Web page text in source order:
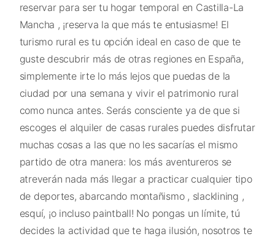
reservar para ser tu hogar temporal en Castilla-La
Mancha , ¡reserva la que más te entusiasme! El
turismo rural es tu opción ideal en caso de que te
guste descubrir más de otras regiones en España,
simplemente irte lo más lejos que puedas de la
ciudad por una semana y vivir el patrimonio rural
como nunca antes. Serás consciente ya de que si
escoges el alquiler de casas rurales puedes disfrutar
muchas cosas a las que no les sacarías el mismo
partido de otra manera: los más aventureros se
atreverán nada más llegar a practicar cualquier tipo
de deportes, abarcando montañismo , slacklining ,
esquí, ¡o incluso paintball! No pongas un límite, tú
decides la actividad que te haga ilusión, nosotros te